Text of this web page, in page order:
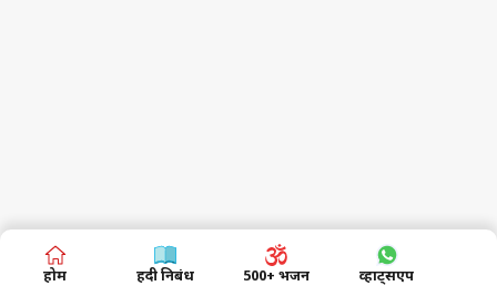
होम हिंदी निबंध 500+ भजन व्हाट्सएप